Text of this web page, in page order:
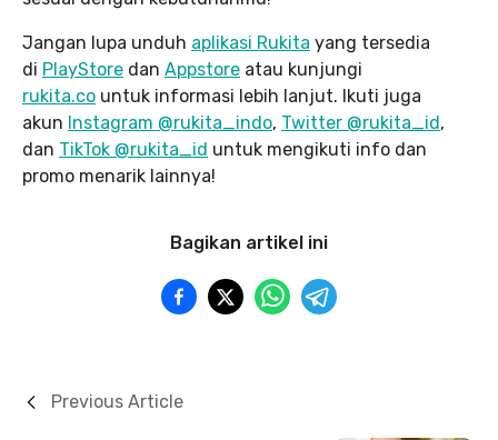
Jangan lupa unduh aplikasi Rukita yang tersedia
di PlayStore dan Appstore atau kunjungi
rukita.co untuk informasi lebih lanjut. Ikuti juga
akun Instagram @rukita_indo, Twitter @rukita_id,
dan TikTok @rukita_id untuk mengikuti info dan
promo menarik lainnya!
Bagikan artikel ini
Previous Article